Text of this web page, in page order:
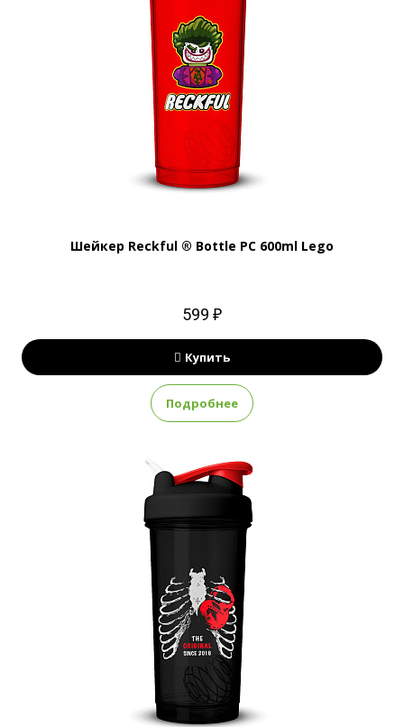
Шейкер Reckful ® Bottle PC 600ml Lego
599 ₽
Купить
Подробнее